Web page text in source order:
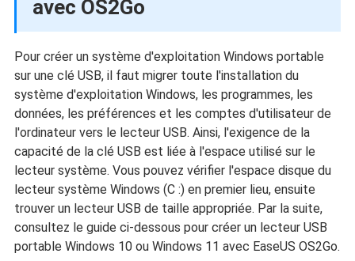
avec OS2Go
Pour créer un système d'exploitation Windows portable
sur une clé USB, il faut migrer toute l'installation du
système d'exploitation Windows, les programmes, les
données, les préférences et les comptes d'utilisateur de
l'ordinateur vers le lecteur USB. Ainsi, l'exigence de la
capacité de la clé USB est liée à l'espace utilisé sur le
lecteur système. Vous pouvez vérifier l'espace disque du
lecteur système Windows (C :) en premier lieu, ensuite
trouver un lecteur USB de taille appropriée. Par la suite,
consultez le guide ci-dessous pour créer un lecteur USB
portable Windows 10 ou Windows 11 avec EaseUS OS2Go.